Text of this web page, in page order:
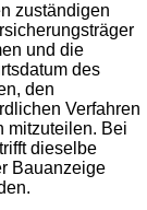
zuständigen
und die
des
den
Verfahren
mitzuteilen. Bei
dieselbe
Bauanzeige